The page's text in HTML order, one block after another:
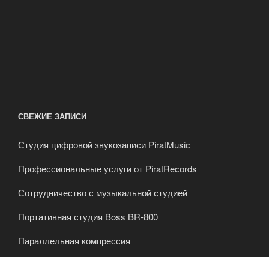
СВЕЖИЕ ЗАПИСИ
Студия цифровой звукозаписи PiratMusic
Профессиональные услуги от PiratRecords
Сотрудничество с музыкальной студией
Портативная студия Boss BR-800
Параллельная компрессия